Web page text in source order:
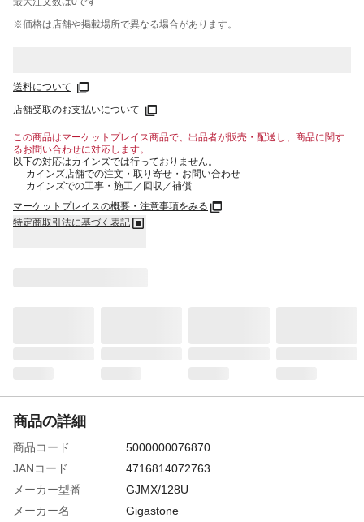
※価格は​店舗や​掲載場所で​異なる​場合が​あります。
送料について
店舗受取のお支払いについて
この商品はマーケットプレイス商品で、出品者が販売・配送し、商品に関す
るお問い合わせに対応します。
以下の対応はカインズでは行っておりません。
カインズ店舗での注文・取り寄せ・お問い合わせ
カインズでの工事・施工／回収／補償
マーケットプレイスの概要・注意事項をみる
特定商取引法に基づく表記
商品の詳細
商品コード
5000000076870
JANコード
4716814072763
メーカー型番
GJMX/128U
メーカー名
Gigastone